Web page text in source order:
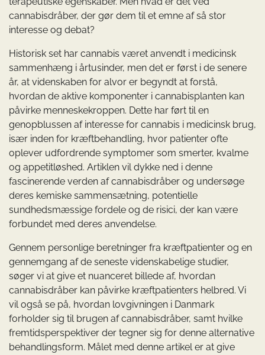
cannabisdråber, der gør dem til et emne af så stor
interesse og debat?
Historisk set har cannabis været anvendt i medicinsk
sammenhæng i årtusinder, men det er først i de senere
år, at videnskaben for alvor er begyndt at forstå,
hvordan de aktive komponenter i cannabisplanten kan
påvirke menneskekroppen. Dette har ført til en
genopblussen af interesse for cannabis i medicinsk brug,
især inden for kræftbehandling, hvor patienter ofte
oplever udfordrende symptomer som smerter, kvalme
og appetitløshed. Artiklen vil dykke ned i denne
fascinerende verden af cannabisdråber og undersøge
deres kemiske sammensætning, potentielle
sundhedsmæssige fordele og de risici, der kan være
forbundet med deres anvendelse.
Gennem personlige beretninger fra kræftpatienter og en
gennemgang af de seneste videnskabelige studier,
søger vi at give et nuanceret billede af, hvordan
cannabisdråber kan påvirke kræftpatienters helbred. Vi
vil også se på, hvordan lovgivningen i Danmark
forholder sig til brugen af cannabisdråber, samt hvilke
fremtidsperspektiver der tegner sig for denne alternative
behandlingsform. Målet med denne artikel er at give